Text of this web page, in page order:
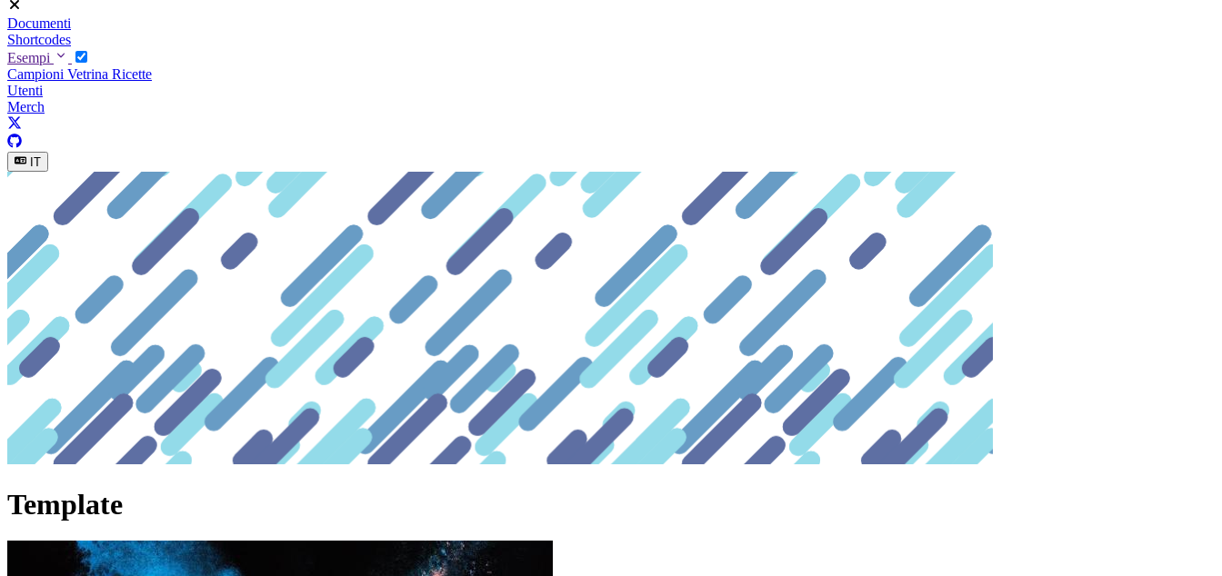
Documenti
Shortcodes
Esempi
Campioni Vetrina Ricette
Utenti
Merch
IT
Template